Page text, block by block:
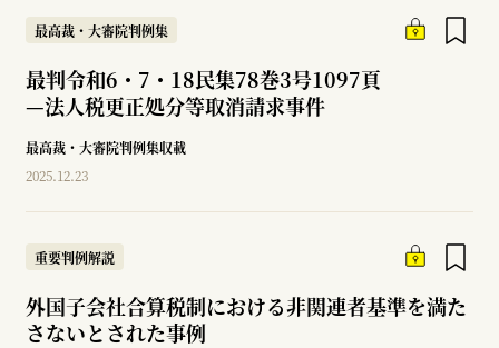
最高裁・大審院判例集
最判令和6・7・18民集78巻3号1097頁
—法人税更正処分等取消請求事件
最高裁・大審院判例集収載
2025.12.23
重要判例解説
外国子会社合算税制における非関連者基準を満た
さないとされた事例